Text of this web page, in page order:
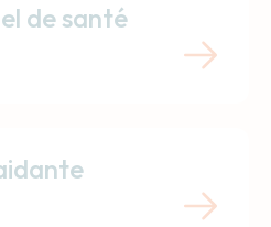
de santé